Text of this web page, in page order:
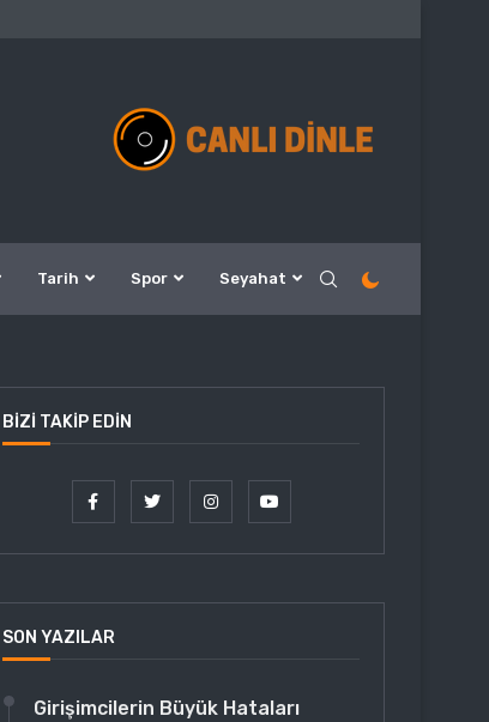
Tarih Spor Seyahat
BIZI TAKIP EDIN
SON YAZILAR
Girişimcilerin Büyük Hataları